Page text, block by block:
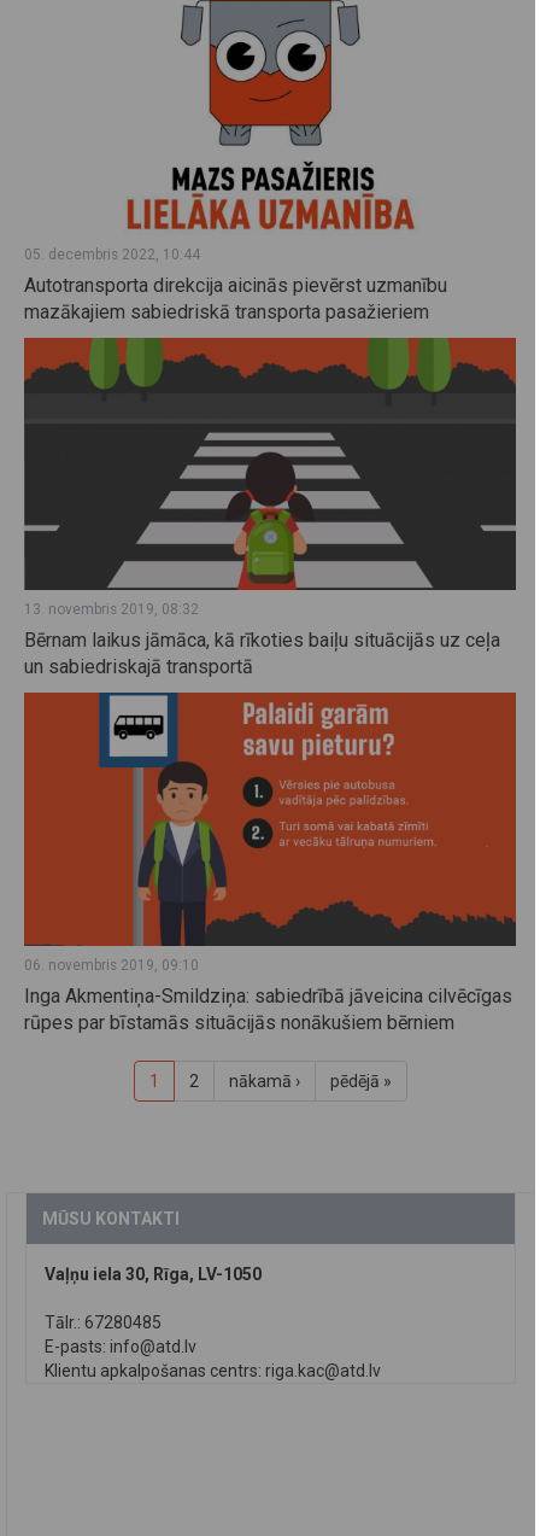
05. decembris 2022, 10:44
Autotransporta direkcija aicinās pievērst uzmanību
mazākajiem sabiedriskā transporta pasažieriem
13. novembris 2019, 08:32
Bērnam laikus jāmāca, kā rīkoties baiļu situācijās uz ceļa
un sabiedriskajā transportā
06. novembris 2019, 09:10
Inga Akmentiņa-Smildziņa: sabiedrībā jāveicina cilvēcīgas
rūpes par bīstamās situācijās nonākušiem bērniem
1 2 nākamā › pēdējā »
MŪSU KONTAKTI
Vaļņu iela 30, Rīga, LV-1050
Tālr.: 67280485
E-pasts: info@atd.lv
Klientu apkalpošanas centrs: riga.kac@atd.lv